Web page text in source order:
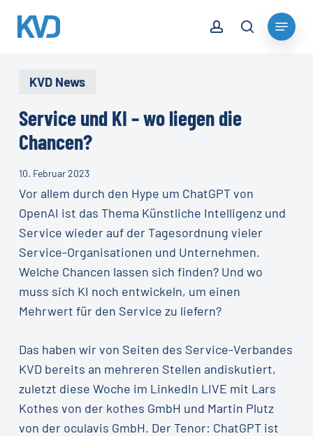
search
Menu
KVD News
Service und KI – wo liegen die
Chancen?
10. Februar 2023
Vor allem durch den Hype um ChatGPT von
OpenAI ist das Thema Künstliche Intelligenz und
Service wieder auf der Tagesordnung vieler
Service-Organisationen und Unternehmen.
Welche Chancen lassen sich finden? Und wo
muss sich KI noch entwickeln, um einen
Mehrwert für den Service zu liefern?
Das haben wir von Seiten des Service-Verbandes
KVD bereits an mehreren Stellen andiskutiert,
zuletzt diese Woche im LinkedIn LIVE mit Lars
Kothes von der kothes GmbH und Martin Plutz
von der oculavis GmbH. Der Tenor: ChatGPT ist
Close